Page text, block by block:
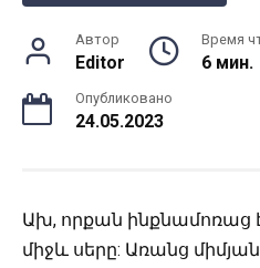
Автор
Editor
Время
6 мин.
Опубликовано
24.05.2023
Ախ, որքան ինքնամոռաց
միջև սերը: Առանց